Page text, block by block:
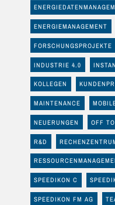
ENERGIEMANAGEMENT
FORSCHUNGSPROJEKTE
INDUSTRIE 4.0
KOLLEGEN
MAINTENANCE
NEUERUNGEN OFF
R&D
SPEEDIKON C
SPEEDIKON FM AG